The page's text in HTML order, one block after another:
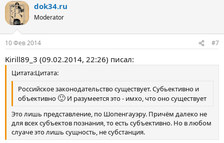
dok34.ru
Moderator
10 Фев 2014 #7
Kirill89_3 (09.02.2014, 22:26) писал:
Цитата:Цитата:
Российское законодательство существует. Субьективно и
объективно 🙂 И разумеется это - имхо, что оно существует
Это лишь представление, по Шопенгауэру. Причём далеко не
для всех субъектов познания, то есть субъективно. Но в любом
слуаче это лишь сущность, не субстанция.